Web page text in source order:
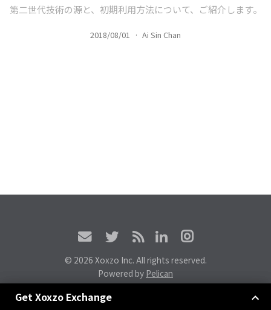
第二世代技術の源と、初期利用方法について、ご紹介します。
2018/08/01 · Ai Sin Chan
© 2026 Xoxzo Inc. All rights reserved.
Powered by Pelican
Xoxzoエクスチェンジに参加しよう
Get Xoxzo Exchange